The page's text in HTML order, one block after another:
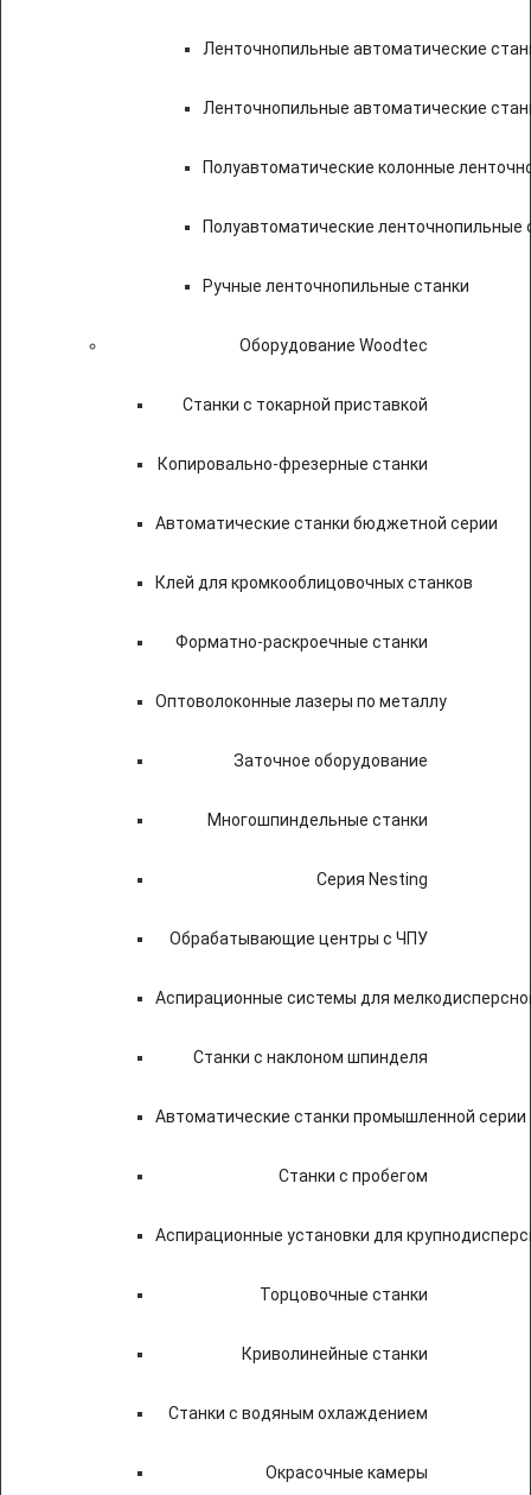
Ленточнопильные автоматические
Ленточнопильные автоматические
Полуавтоматические колонные
Полуавтоматические ленточнопильные
Ручные ленточнопильные станки
Оборудование Woodtec
Станки с токарной приставкой
Копировально-фрезерные станки
Автоматические станки бюджетной серии
Клей для кромкооблицовочных станков
Форматно-раскроечные станки
Оптоволоконные лазеры по металлу
Заточное оборудование
Многошпиндельные станки
Серия Nesting
Обрабатывающие центры с ЧПУ
Аспирационные системы для
Станки с наклоном шпинделя
Автоматические станки промышленной серии
Станки с пробегом
Аспирационные установки для
Торцовочные станки
Криволинейные станки
Станки с водяным охлаждением
Окрасочные камеры